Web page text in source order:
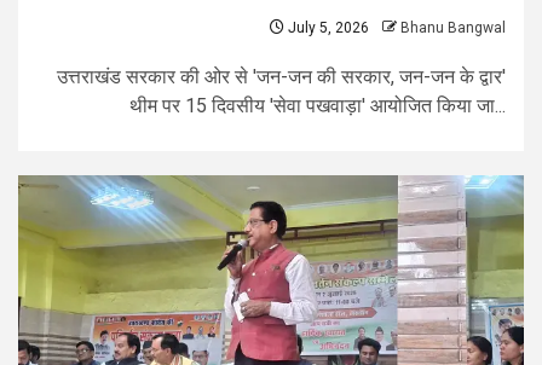
July 5, 2026 Bhanu Bangwal
उत्तराखंड सरकार की ओर से 'जन-जन की सरकार, जन-जन के द्वार'
थीम पर 15 दिवसीय 'सेवा पखवाड़ा' आयोजित किया जा...